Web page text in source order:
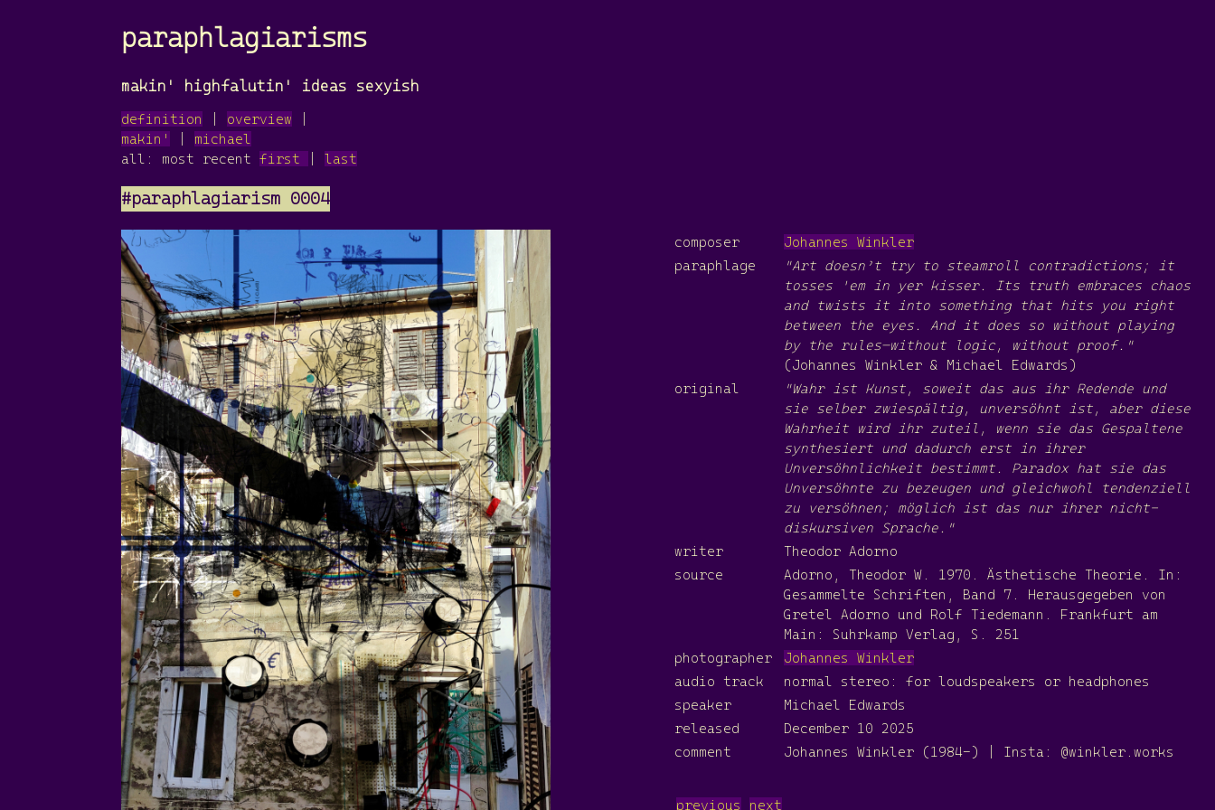
paraphlagiarisms
makin' highfalutin' ideas sexyish
definition overview
makin'
michael
all: most recentfirst |last
#paraphlagiarism 0004
composer
Johannes Winkler
paraphlage
"Art doesn’t try to steamroll contradictions; it
tosses 'em in yer kisser. Its truth embraces chaos
and twists it into something that hits you right
between the eyes. And it does so without playing
by the rules—without logic, without proof."
(Johannes Winkler & Michael Edwards)
original
"Wahr ist Kunst, soweit das aus ihr Redende und
sie selber zwiespältig, unversöhnt ist, aber diese
Wahrheit wird ihr zuteil, wenn sie das Gespaltene
synthesiert und dadurch erst in ihrer
Unversöhnlichkeit bestimmt. Paradox hat sie das
Unversöhnte zu bezeugen und gleichwohl tendenziell
zu versöhnen; möglich ist das nur ihrer nicht-
diskursiven Sprache."
writer
Theodor Adorno
source
Adorno, Theodor W. 1970. Ästhetische Theorie. In:
Gesammelte Schriften, Band 7. Herausgegeben von
Gretel Adorno und Rolf Tiedemann. Frankfurt am
Main: Suhrkamp Verlag, S. 251
photographer
Johannes Winkler
audio track
normal stereo: for loudspeakers or headphones
speaker
Michael Edwards
released
December 10 2025
comment
Johannes Winkler (1984-) | Insta: @winkler.works
previous next